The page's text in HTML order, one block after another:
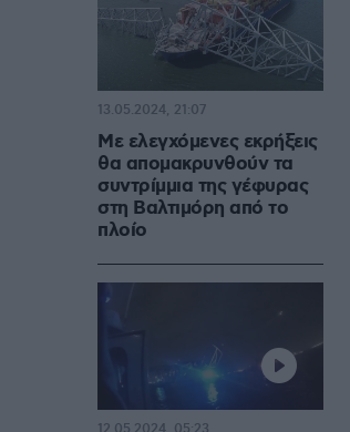
Με ελεγχόμενες εκρήξεις
θα απομακρυνθούν τα
συντρίμμια της γέφυρας
στη Βαλτιμόρη από το
πλοίο
13.05.2024, 21:07